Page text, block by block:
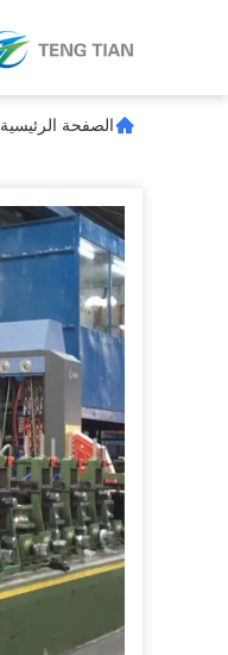
الصفحة الرئيسية